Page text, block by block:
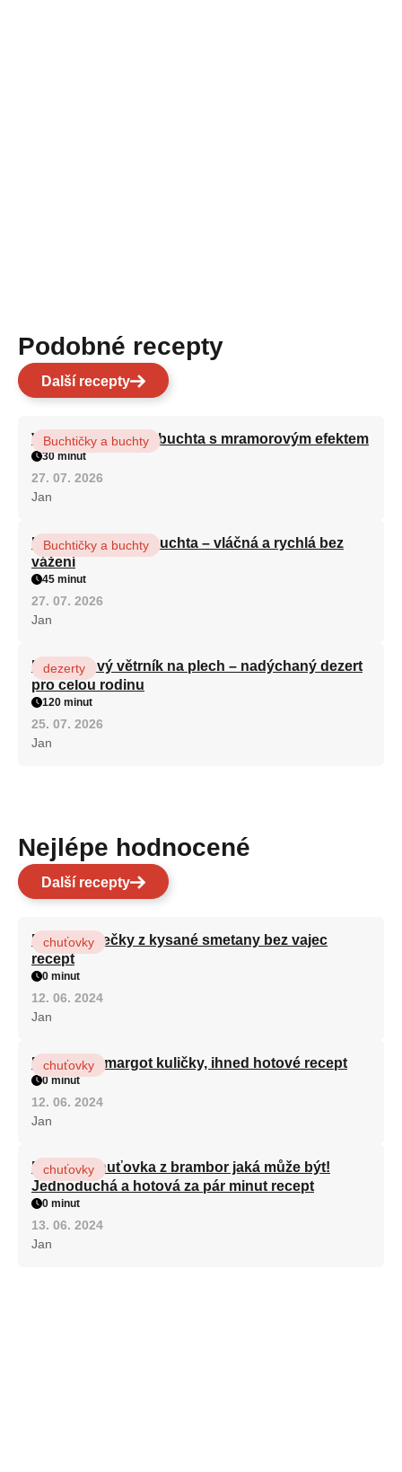
Podobné recepty
Další recepty
Vláčná olejová litá buchta s mramorovým efektem
Buchtičky a buchty
30 minut
27. 07. 2026
Jan
Hrnková maková buchta – vláčná a rychlá bez
vážení
Buchtičky a buchty
45 minut
27. 07. 2026
Jan
Karamelový větrník na plech – nadýchaný dezert
pro celou rodinu
dezerty
120 minut
25. 07. 2026
Jan
Nejlépe hodnocené
Další recepty
Rychlé válečky z kysané smetany bez vajec
recept
chuťovky
0 minut
12. 06. 2024
Jan
Nepečené margot kuličky, ihned hotové recept
chuťovky
0 minut
12. 06. 2024
Jan
Nejlepší chuťovka z brambor jaká může být!
Jednoduchá a hotová za pár minut recept
chuťovky
0 minut
13. 06. 2024
Jan